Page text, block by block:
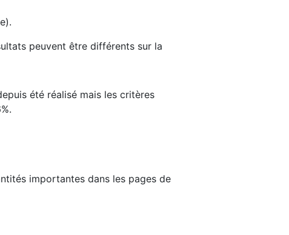
peuvent être différents sur la
été réalisé mais les critères
importantes dans les pages de